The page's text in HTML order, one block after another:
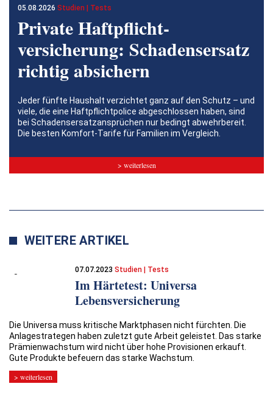
05.08.2026 Studien | Tests
Private Haftpflicht­
versicherung: Schadensersatz
richtig absichern
Jeder fünfte Haushalt verzichtet ganz auf den Schutz – und
viele, die eine Haftpflichtpolice abgeschlossen haben, sind
bei Schadensersatzansprüchen nur bedingt abwehrbereit.
Die besten Komfort-Tarife für Familien im Vergleich.
> weiterlesen
WEITERE ARTIKEL
07.07.2023Studien | Tests
Im Härtetest: Universa
Lebensversicherung
Die Universa muss kritische Marktphasen nicht fürchten. Die
Anlage­strategen haben zuletzt gute Arbeit geleistet. Das starke
Prämienwachstum wird nicht über hohe Provisionen erkauft.
Gute Produkte befeuern das starke Wachstum.
> weiterlesen